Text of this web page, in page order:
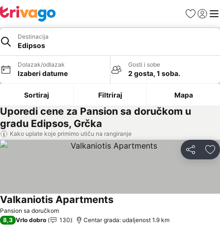
FavoritiPrijavi
Destinacija
Edipsos
Dolazak/odlazak
Izaberi datume
Gosti i sobe
2 gosta, 1 soba.
Sortiraj Filtriraj Mapa
Uporedi cene za Pansion sa doručkom u
gradu Edipsos, Grčka
Kako uplate koje primimo utiču na rangiranje
Deli
Pansion sa doručkom
Valkaniotis Apartments
8,3 Vrlo dobro 130 Centar grada: udaljenost 1.9 km